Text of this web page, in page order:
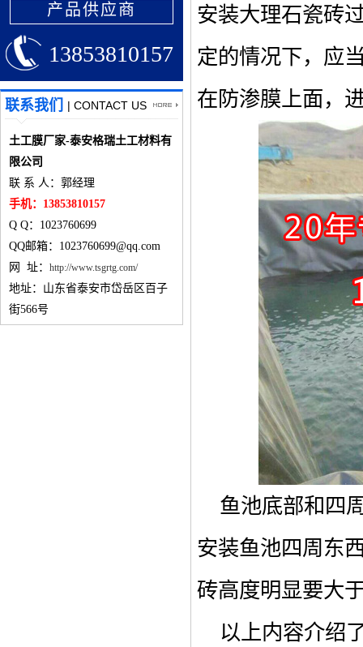
产品供应商
13853810157
联系我们 | CONTACT US
土工膜厂家-泰安格瑞土工材料有
限公司
联 系 人：郭经理
手机：13853810157
Q Q：1023760699
QQ邮箱：1023760699@qq.com
网 址： http://www.tsgrtg.com/
地址：山东省泰安市岱岳区百子
街566号
安装大理石瓷砖
定的情况下，应
在防渗膜上面，
鱼池底部和四
安装鱼池四周东
砖高度明显要大
以上内容介绍